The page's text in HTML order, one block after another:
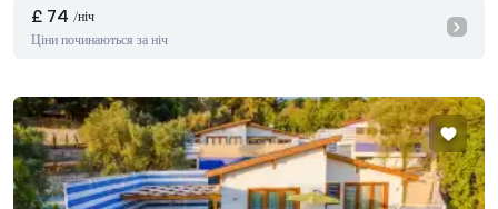
£ 74 /ніч
Ціни починаються за ніч